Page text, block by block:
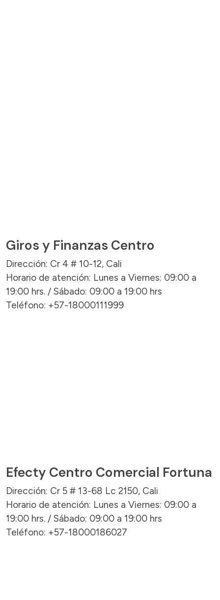
Giros y Finanzas Centro
Dirección: Cr 4 # 10-12, Cali
Horario de atención: Lunes a Viernes: 09:00 a
19:00 hrs. / Sábado: 09:00 a 19:00 hrs
Teléfono: +57-18000111999
Efecty Centro Comercial Fortuna
Dirección: Cr 5 # 13-68 Lc 2150, Cali
Horario de atención: Lunes a Viernes: 09:00 a
19:00 hrs. / Sábado: 09:00 a 19:00 hrs
Teléfono: +57-18000186027